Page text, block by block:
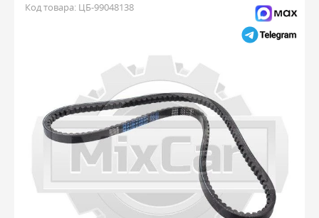
Код товара: ЦБ-99048138